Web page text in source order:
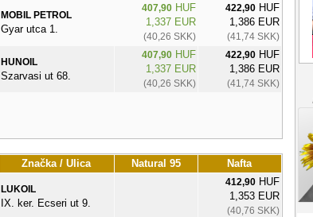
MOBIL PETROL
Gyar utca 1.
407,90HUF
1,337 EUR
(40,26 SKK)
422,90HUF
1,386 EUR
(41,74 SKK)
HUNOIL
Szarvasi ut 68.
407,90HUF
1,337 EUR
(40,26 SKK)
422,90HUF
1,386 EUR
(41,74 SKK)
Značka / Ulica Natural 95 Nafta
LUKOIL
IX. ker. Ecseri ut 9.
412,90HUF
1,353 EUR
(40,76 SKK)